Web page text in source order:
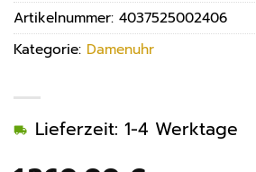
Lieferzeit: 1-4 Werktage
Artikelnummer: 4037525002406
Kategorie: Damenuhr